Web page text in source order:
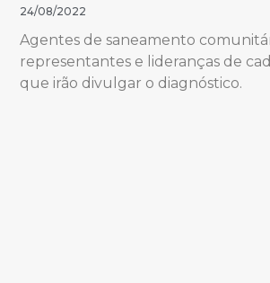
24/08/2022
Agentes de saneamento
representantes e lideranças de
que irão divulgar o diagnóstico.